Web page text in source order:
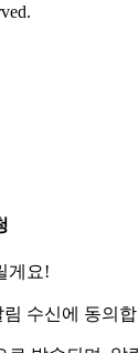
게요!
수신에 동의